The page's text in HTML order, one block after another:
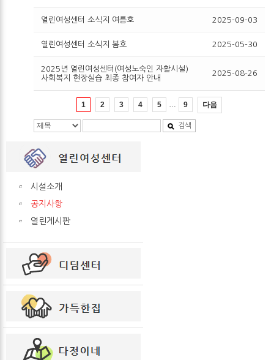
열린여성센터 소식지 여름호 2025-09-03
열린여성센터 소식지 봄호 2025-05-30
2025년 열린여성센터(여성노숙인 자활시설)
사회복지 현장실습 최종 참여자 안내
2025-08-26
1 2 3 4 5 9 다음
검색
시설소개
공지사항
열린게시판